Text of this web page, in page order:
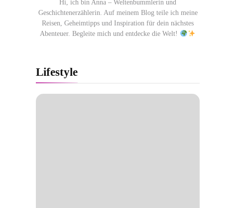
Hi, ich bin Anna – Weltenbummlerin und
Geschichtenerzählerin. Auf meinem Blog teile ich meine
Reisen, Geheimtipps und Inspiration für dein nächstes
Abenteuer. Begleite mich und entdecke die Welt!
Lifestyle